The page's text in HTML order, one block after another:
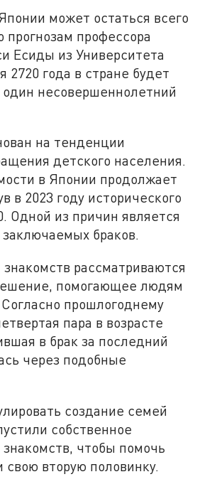
может остаться всего
прогнозам профессора
Есиды из Университета
2720 года в стране будет
несовершеннолетний
на тенденции
детского населения.
в Японии продолжает
в 2023 году исторического
Одной из причин является
браков.
рассматриваются
помогающее людям
прошлогоднему
пара в возрасте
в брак за последний
через подобные
создание семей
собственное
чтобы помочь
свою вторую половинку.